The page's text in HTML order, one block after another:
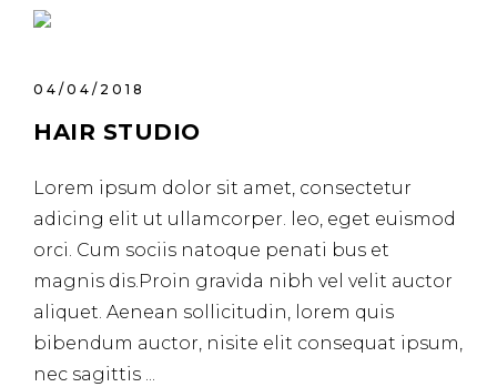
04/04/2018
HAIR STUDIO
Lorem ipsum dolor sit amet, consectetur
adicing elit ut ullamcorper. leo, eget euismod
orci. Cum sociis natoque penati bus et
magnis dis.Proin gravida nibh vel velit auctor
aliquet. Aenean sollicitudin, lorem quis
bibendum auctor, nisite elit consequat ipsum,
nec sagittis